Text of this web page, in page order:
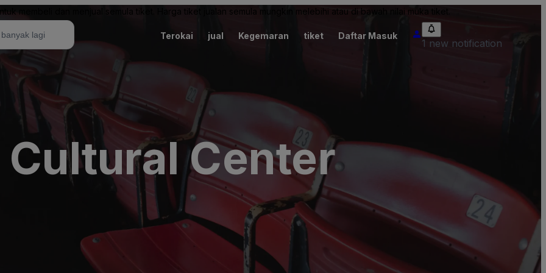
membeli dan menjual semula tiket. Harga tiket jualan semula mungkin melebihi atau di bawah nilai muka tiket.
Terokai jual Kegemaran tiket Daftar Masuk
1 new notification
Center